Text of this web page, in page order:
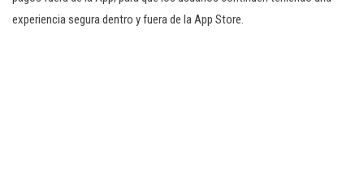
experiencia segura dentro y fuera de la App Store.